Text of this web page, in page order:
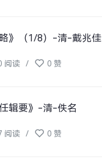
略》（1/8）-清-戴兆佳
阅读 / 0 赞
任辑要》-清-佚名
阅读 / 0 赞